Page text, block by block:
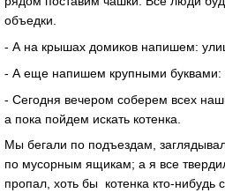
объедки.
- А на крышах домиков напишем:
- А еще напишем крупными буквами:
- Сегодня вечером соберем всех
а пока пойдем искать котенка.
Мы бегали по подъездам,
по мусорным ящикам; а я все
пропал, хоть бы котенка кто-нибудь